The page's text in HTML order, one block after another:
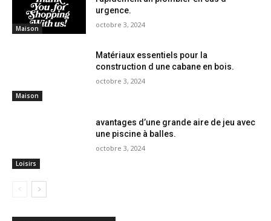
Maison
urgence.
octobre 3, 2024
Maison
Matériaux essentiels pour la
construction d une cabane en bois.
octobre 3, 2024
Loisirs
avantages d’une grande aire de jeu avec
une piscine à balles.
octobre 3, 2024